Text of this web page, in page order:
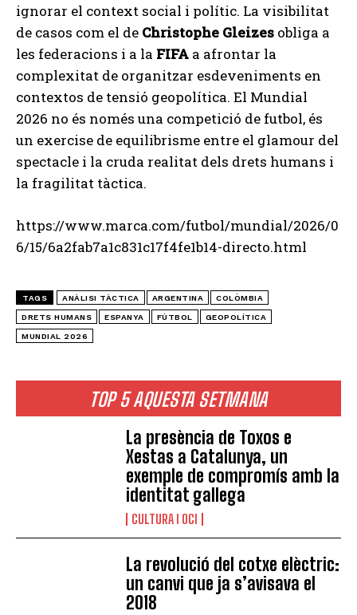
TOP 5 AQUESTA SETMANA
La presència de Toxos e
Xestas a Catalunya, un
exemple de compromís amb la
identitat gallega
CULTURA I OCI
La revolució del cotxe elèctric:
un canvi que ja s’avisava el
2018
ignorar el context social i polític. La visibilitat
de casos com el de Christophe Gleizes obliga a
les federacions i a la FIFA a afrontar la
complexitat de organitzar esdeveniments en
contextos de tensió geopolítica. El Mundial
2026 no és només una competició de futbol, és
un exercise de equilibrisme entre el glamour del
spectacle i la cruda realitat dels drets humans i
la fragilitat tàctica.
https://www.marca.com/futbol/mundial/2026/0
6/15/6a2fab7a1c831c17f4fe1b14-directo.html
TAGS ANÀLISI TÀCTICA ARGENTINA COLÒMBIA
DRETS HUMANS ESPANYA FÚTBOL GEOPOLÍTICA
MUNDIAL 2026